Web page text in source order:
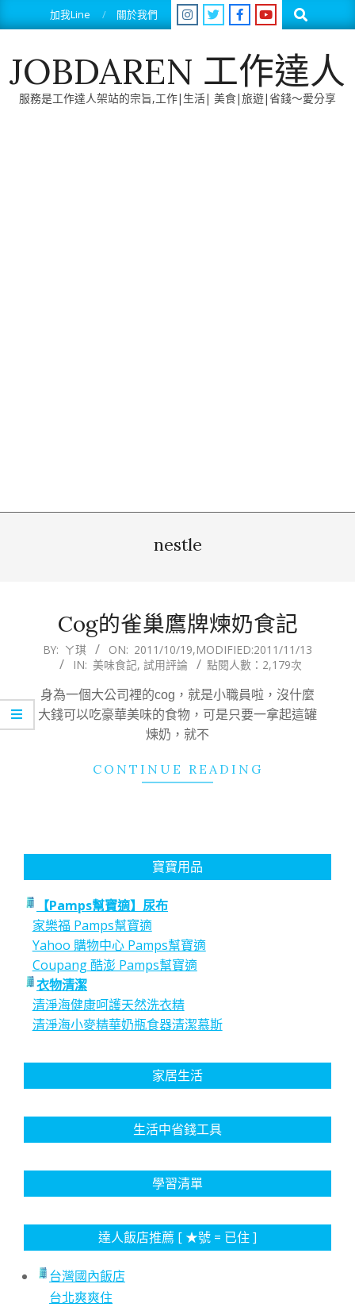
to
加我Line 關於我們 Search
JOBDAREN 工作達人
服務是工作達人架站的宗旨,工作|生活| 美食|旅遊|省錢～愛分享
nestle
Cog的雀巢鷹牌煉奶食記
2011-
19
BY: ㄚ琪 ON: 2011/10/19,MODIFIED:2011/11/13
IN: 美味食記, 試用評論 點閱人數：2,179次
身為一個大公司裡的cog，就是小職員啦，沒什麼
大錢可以吃豪華美味的食物，可是只要一拿起這罐
煉奶，就不
CONTINUE READING
寶寶用品
【Pamps幫寶適】尿布
家樂福 Pamps幫寶適
Yahoo 購物中心 Pamps幫寶適
Coupang 酷澎 Pamps幫寶適
衣物清潔
清淨海健康呵護天然洗衣精
清淨海小麥精華奶瓶食器清潔慕斯
家居生活
生活中省錢工具
學習清單
達人飯店推薦 [ ★號 = 已住 ]
台灣國內飯店
台北爽爽住